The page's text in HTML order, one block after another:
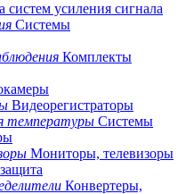
систем усиления сигнала
Системы
Комплекты
Видеорегистраторы
Системы
Мониторы, телевизоры
Конвертеры,